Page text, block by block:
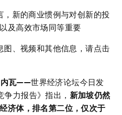
，新的商业惯例与对创新的投
及高效市场同等重要
图、视频和其他信息，请点击
瓦——世界经济论坛今日发
争力报告》指出， 新加坡仍然
济体，排名第二位，仅次于